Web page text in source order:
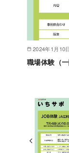
2024年1月10日
職場体験（一